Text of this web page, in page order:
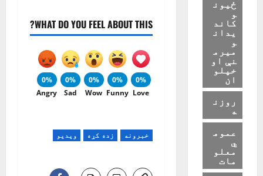
WHAT DO YOU FEEL ABOUT THIS?
0%
Love
0%
Funny
0%
Wow
0%
Sad
0%
Angry
خبرونه زده کړه ویدیو
ځیون
و
کاند
یدان
و
میرم
نې او
خپلو
ان
روزن
ه
عموم
ي
معلو
مات